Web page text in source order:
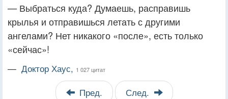
— Выбраться куда? Думаешь, расправишь
крылья и отправишься летать с другими
ангелами? Нет никакого «после», есть только
«сейчас»!
— Доктор Хаус, 1 027 цитат
Пред. След.